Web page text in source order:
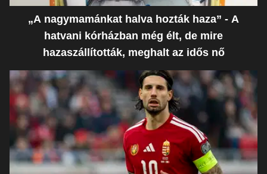
„A nagymamánkat halva hozták haza” - A
hatvani kórházban még élt, de mire
hazaszállították, meghalt az idős nő